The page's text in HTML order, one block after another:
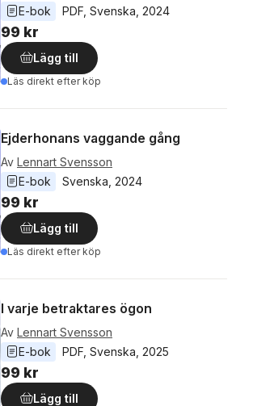
E-bok
PDF Svenska 2024
99 kr
Lägg till
Läs direkt efter köp
Ejderhonans vaggande gång
Av Lennart Svensson
E-bok
Svenska 2024
99 kr
Lägg till
Läs direkt efter köp
I varje betraktares ögon
Av Lennart Svensson
E-bok
PDF Svenska 2025
99 kr
Lägg till